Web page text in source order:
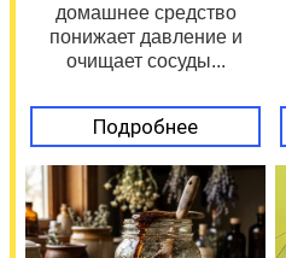
домашнее средство
понижает давление и
очищает сосуды...
Подробнее